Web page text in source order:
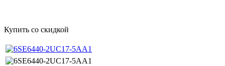
Купить со скидкой